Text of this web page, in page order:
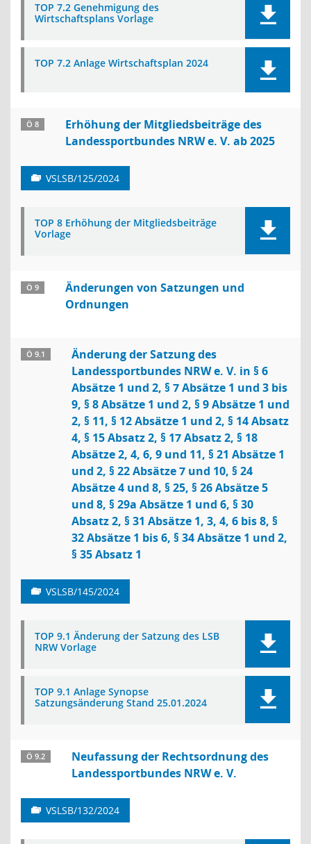
TOP 7.2 Genehmigung des
Wirtschaftsplans Vorlage
TOP 7.2 Anlage Wirtschaftsplan 2024
Ö 8
Erhöhung der Mitgliedsbeiträge des
Landessportbundes NRW e. V. ab 2025
VSLSB/125/2024
TOP 8 Erhöhung der Mitgliedsbeiträge
Vorlage
Ö 9
Änderungen von Satzungen und
Ordnungen
Ö 9.1
Änderung der Satzung des
Landessportbundes NRW e. V. in § 6
Absätze 1 und 2, § 7 Absätze 1 und 3 bis
9, § 8 Absätze 1 und 2, § 9 Absätze 1 und
2, § 11, § 12 Absätze 1 und 2, § 14 Absatz
4, § 15 Absatz 2, § 17 Absatz 2, § 18
Absätze 2, 4, 6, 9 und 11, § 21 Absätze 1
und 2, § 22 Absätze 7 und 10, § 24
Absätze 4 und 8, § 25, § 26 Absätze 5
und 8, § 29a Absätze 1 und 6, § 30
Absatz 2, § 31 Absätze 1, 3, 4, 6 bis 8, §
32 Absätze 1 bis 6, § 34 Absätze 1 und 2,
§ 35 Absatz 1
VSLSB/145/2024
TOP 9.1 Änderung der Satzung des LSB
NRW Vorlage
TOP 9.1 Anlage Synopse
Satzungsänderung Stand 25.01.2024
Ö 9.2
Neufassung der Rechtsordnung des
Landessportbundes NRW e. V.
VSLSB/132/2024